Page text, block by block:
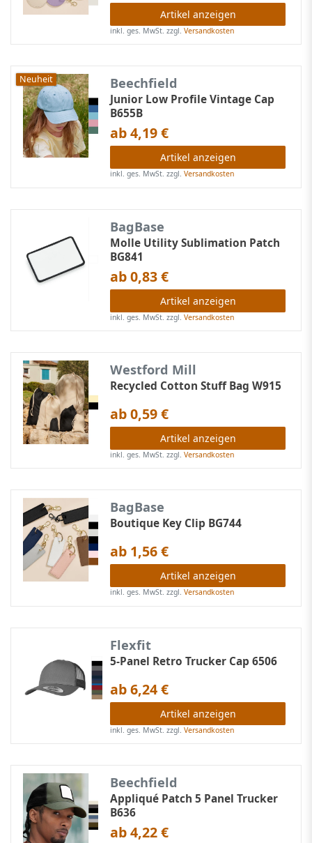
Artikel anzeigen
inkl. ges. MwSt. zzgl.Versandkosten
Neuheit Beechfield
Junior Low Profile Vintage Cap
B655B
ab 4,19 €
Artikel anzeigen
inkl. ges. MwSt. zzgl.Versandkosten
BagBase
Molle Utility Sublimation Patch
BG841
ab 0,83 €
Artikel anzeigen
inkl. ges. MwSt. zzgl.Versandkosten
Westford Mill
Recycled Cotton Stuff Bag W915
ab 0,59 €
Artikel anzeigen
inkl. ges. MwSt. zzgl.Versandkosten
BagBase
Boutique Key Clip BG744
ab 1,56 €
Artikel anzeigen
inkl. ges. MwSt. zzgl.Versandkosten
Flexfit
5-Panel Retro Trucker Cap 6506
ab 6,24 €
Artikel anzeigen
inkl. ges. MwSt. zzgl.Versandkosten
Beechfield
Appliqué Patch 5 Panel Trucker
B636
ab 4,22 €